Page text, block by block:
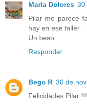
Maria Dolores 30
Pilar me parece
hay en ese taller.
Un beso
Responder
Bego R 30 de
Felicidades Pilar !!!